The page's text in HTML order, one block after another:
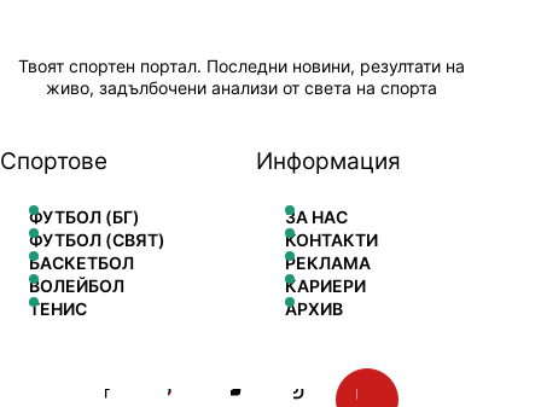
Твоят спортен портал. Последни новини, резултати на
живо, задълбочени анализи от света на спорта
Спортове
ФУТБОЛ (БГ)
ФУТБОЛ (СВЯТ)
БАСКЕТБОЛ
ВОЛЕЙБОЛ
ТЕНИС
Информация
ЗА НАС
КОНТАКТИ
РЕКЛАМА
КАРИЕРИ
АРХИВ